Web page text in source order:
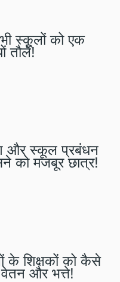
स्कूलों को एक
तौलें!
और स्कूल प्रबंधन
को मजबूर छात्र!
के शिक्षकों को कैसे
और भत्ते!